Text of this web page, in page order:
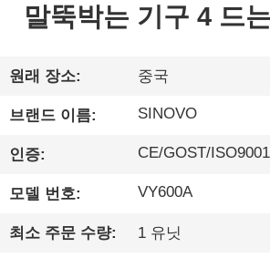
품
VR
우
Co.Ltd..말뚝박는 기구 4 드
원래 장소: 중국
브랜드 이름: SINOVO
인증: CE/GOST/ISO9001
모델 번호: VY600A
최소 주문 수량: 1 유닛